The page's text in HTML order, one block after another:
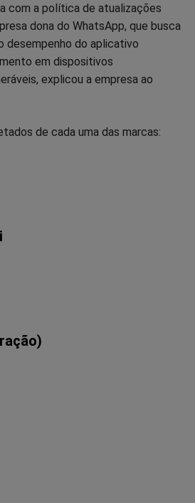
com a política de atualizações
dona do WhatsApp, que busca
desempenho do aplicativo
em dispositivos
explicou a empresa ao
de cada uma das marcas: